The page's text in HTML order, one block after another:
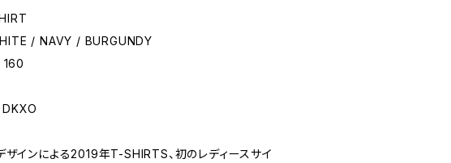
/ NAVY / BURGUNDY
160
ザインによる2019年T-SHIRTS、初のレディースサイ